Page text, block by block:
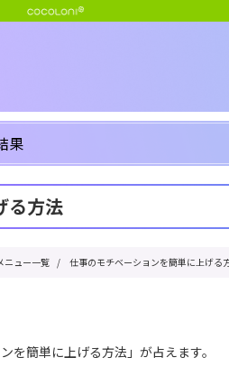
果
る方法
ニュー一覧 / 仕事のモチベーションを簡単に上げる
を簡単に上げる方法」が占えます。